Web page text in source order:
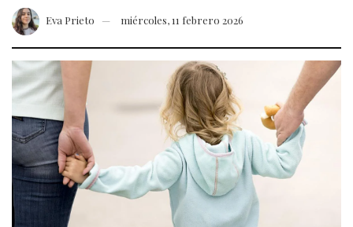
Eva Prieto miércoles, 11 febrero 2026